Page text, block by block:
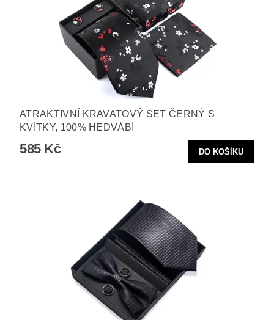
ATRAKTIVNÍ KRAVATOVÝ SET ČERNÝ S
KVÍTKY, 100% HEDVÁBÍ
585 Kč